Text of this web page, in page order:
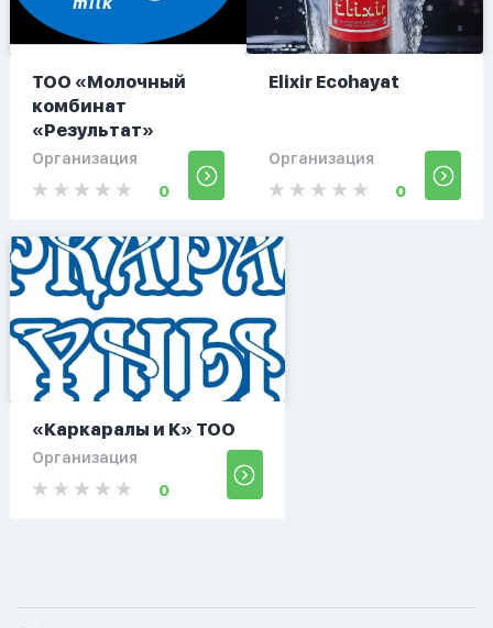
ТОО «Молочный
комбинат
«Результат»
Организация
0
Elixir Ecohayat
Организация
0
«Каркаралы и К» ТОО
Организация
0